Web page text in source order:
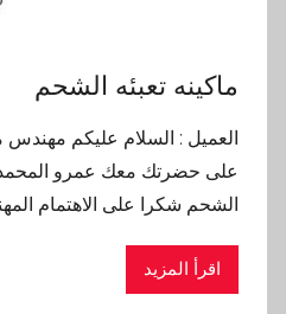
ماكينه تعبئه الشحم
العميل : السلام عليكم
على حضرتك معك عمرو
الشحم شكرا على الاهتمام
اقرأ المزيد